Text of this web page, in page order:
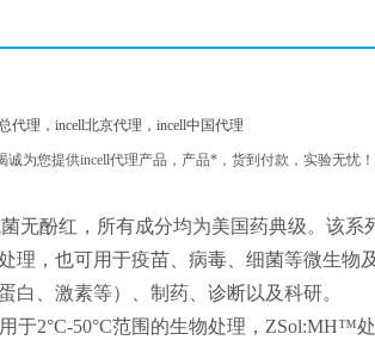
代理，incell北京代理，incell中国代理
诚为您提供incell代理产品，产品*，货到付款，实验无忧！
无酚红，所有成分均为美国药典级。该系
理，也可用于疫苗、病毒、细菌等微生物
白、激素等）、制药、诊断以及科研。
于2°C-50°C范围的生物处理， ZSol:MH™